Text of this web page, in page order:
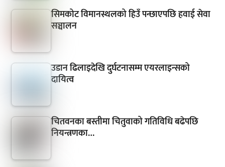
सिमकोट विमानस्थलको हिउँ पन्छाएपछि हवाई सेवा
सञ्चालन
उडान ढिलाइदेखि दुर्घटनासम्म एयरलाइन्सको
दायित्व
चितवनका बस्तीमा चितुवाको गतिविधि बढेपछि
नियन्त्रणका…